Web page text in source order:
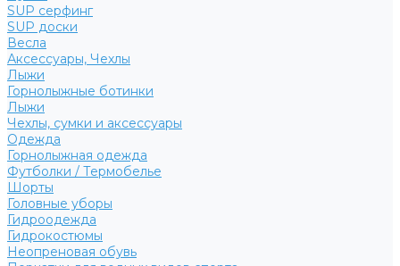
SUP серфинг
SUP доски
Весла
Аксессуары, Чехлы
Лыжи
Горнолыжные ботинки
Лыжи
Чехлы, сумки и аксессуары
Одежда
Горнолыжная одежда
Футболки / Термобелье
Шорты
Головные уборы
Гидроодежда
Гидрокостюмы
Неопреновая обувь